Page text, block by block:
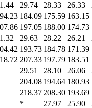
29.74 28.33 26.33
184.09 175.59 163.15
197.05 188.00 174.73
29.63 28.22 26.21
193.73 184.78 171.39
207.33 197.79 183.51
29.51 28.10 26.06
204.08 194.64 180.93
218.37 208.30 193.69
* 27.97 25.90